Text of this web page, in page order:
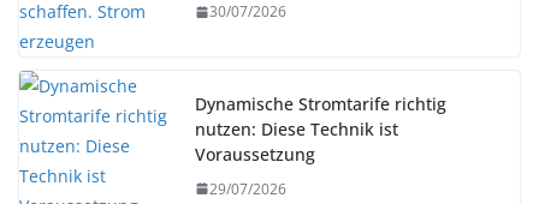
30/07/2026
Dynamische Stromtarife richtig
nutzen: Diese Technik ist
Voraussetzung
29/07/2026